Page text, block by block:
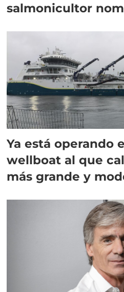
salmonicultor
Ya está operando
wellboat al que
más grande y